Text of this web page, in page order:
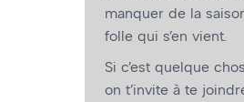
manquer de la
folle qui s’en vient.
Si c’est quelque
on t’invite à te